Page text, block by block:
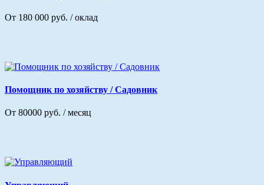
От 180 000 руб. / оклад
Помощник по хозяйству / Садовник
От 80000 руб. / месяц